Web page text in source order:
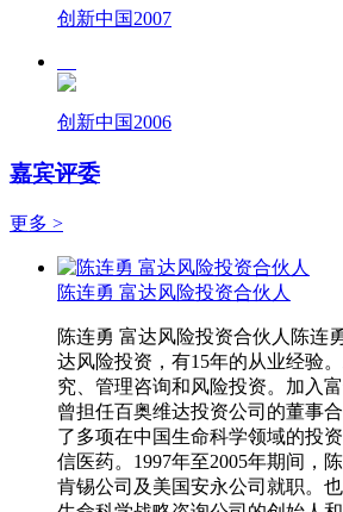
创新中国2007
创新中国2006
嘉宾评委
更多 >
陈连勇 富达风险投资合伙人
陈连勇 富达风险投资合伙人陈连
达风险投资，有15年的从业经验
究、管理咨询和风险投资。加入
曾担任百奥维达投资公司的董事
了多项在中国生命科学领域的投
信医药。1997年至2005年期间，
肯锡公司及美国安永公司就职。